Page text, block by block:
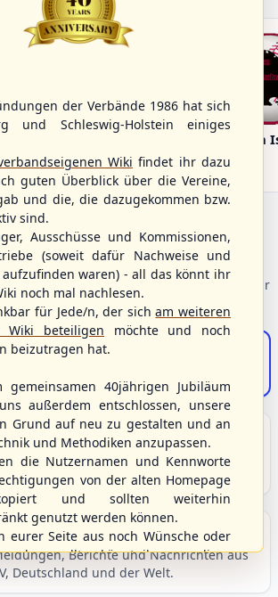
Fehmarn
– wählen Sie einen Einstieg für
und Hintergründe zu Baseball, Softball
und Neuigkeiten
Berichte und Nachrichten aus
Deutschland und der Welt.
der Verbände 1986 hat sich
und Schleswig-Holstein einiges
Wiki findet ihr dazu
guten Überblick über die Vereine,
und die, die dazugekommen bzw.
sind.
Ausschüsse und Kommissionen,
(soweit dafür Nachweise und
aufzufinden waren) - all das könnt ihr
noch mal nachlesen.
für Jede/n, der sicham weiteren
Wiki beteiligen möchte und noch
beizutragen hat.
gemeinsamen 40jährigen Jubiläum
außerdem entschlossen, unsere
Grund auf neu zu gestalten und an
und Methodiken anzupassen.
die Nutzernamen und Kennworte
von der alten Homepage
und sollten weiterhin
genutzt werden können.
eurer Seite aus noch Wünsche oder
geben sollte, könnt ihr uns diese
Verbandsadresseinfo@shbvnet.de